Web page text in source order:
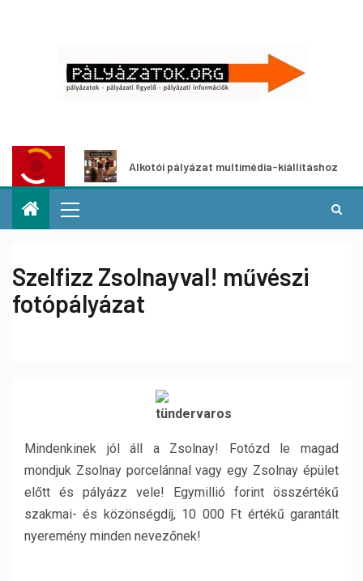
Alkotói pályázat multimédia-kiállításhoz
Szelfizz Zsolnayval! művészi
fotópályázat
Mindenkinek jól áll a Zsolnay! Fotózd le magad
mondjuk Zsolnay porcelánnal vagy egy Zsolnay épület
előtt és pályázz vele! Egymillió forint összértékű
szakmai- és közönségdíj, 10 000 Ft értékű garantált
nyeremény minden nevezőnek!